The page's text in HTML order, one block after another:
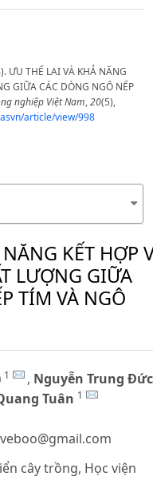
ƯU THẾ LAI VÀ KHẢ NĂNG
GIỮA CÁC DÒNG NGÔ NẾP
nghiệp Việt Nam,20(5),
article/view/998
KẾT HỢP
LƯỢNG GIỮA
TÍM VÀ NGÔ
1 , Nguyễn Trung Đức
Tuân 1
cây trồng, Học viện